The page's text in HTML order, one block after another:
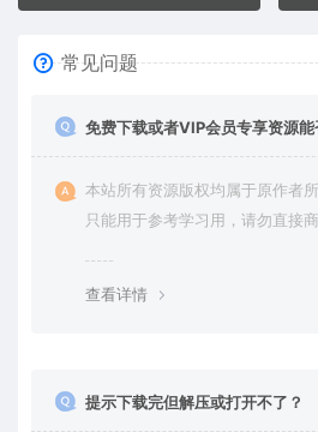
常见问题
免费下载或者VIP会员专享资源能
本站所有资源版权均属于原作者
只能用于参考学习用，请勿直接
查看详情
提示下载完但解压或打开不了？